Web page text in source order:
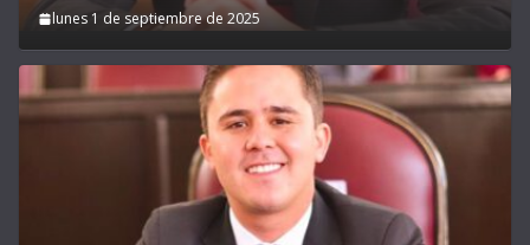
lunes 1 de septiembre de 2025